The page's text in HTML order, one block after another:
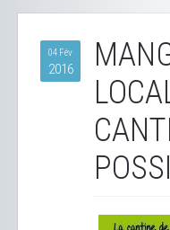
04 Fév
2016